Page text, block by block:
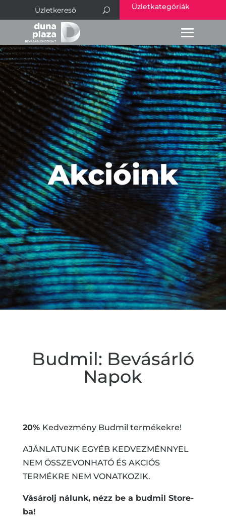
Üzletkategóriák
Akcióink
Budmil: Bevásárló
Napok
20% Kedvezmény Budmil termékekre!
AJÁNLATUNK EGYÉB KEDVEZMÉNNYEL
NEM ÖSSZEVONHATÓ ÉS AKCIÓS
TERMÉKRE NEM VONATKOZIK.
Vásárolj nálunk, nézz be a budmil Store-
ba!